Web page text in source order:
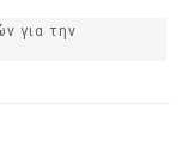
για την